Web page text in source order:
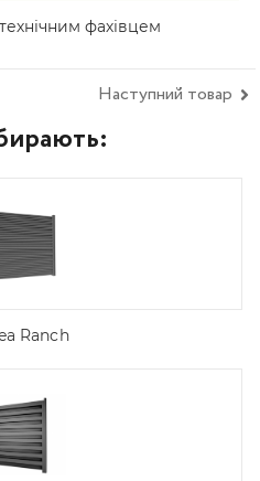
фахівцем
Наступний товар
Ranch